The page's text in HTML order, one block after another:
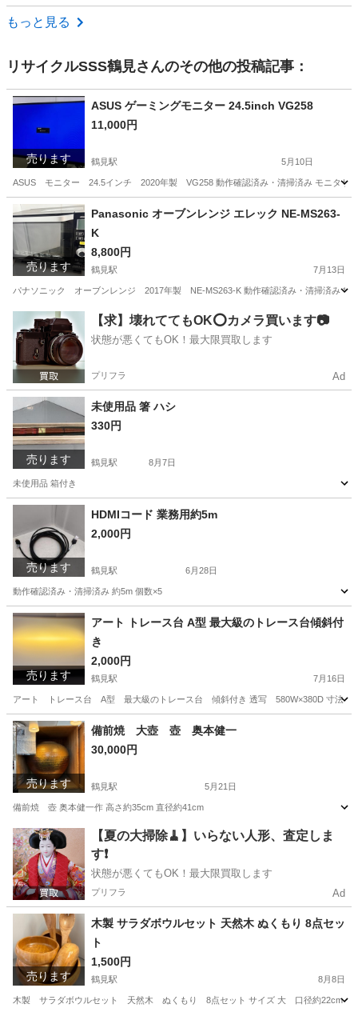
神奈川 横浜市
もっと見る
リサイクルSSS鶴見さんのその他の投稿記事：
売ります
ASUS ゲーミングモニター 24.5inch VG258
11,000円
鶴見駅 5月10日
ASUS モニター 24.5インチ 2020年製 VG258 動作確認済み・清掃済み モニタ
神奈川 横浜市 周辺機器 ゲーミングモニター
売ります
Panasonic オーブンレンジ エレック NE-MS263-
K
8,800円
鶴見駅 7月13日
パナソニック オーブンレンジ 2017年製 NE-MS263-K 動作確認済み・清掃済み
神奈川 横浜市 鶴見駅 キッチン家電 エレック
【求】壊れててもOK⭕️カメラ買います📷
状態が悪くてもOK！最大限買取します
プリフラ Ad
売ります
未使用品 箸 ハシ
330円
鶴見駅 8月7日
未使用品 箱付き
神奈川 横浜市 その他
売ります
HDMIコード 業務用約5m
2,000円
鶴見駅 6月28日
動作確認済み・清掃済み 約5m 個数×5
神奈川 横浜市 鶴見駅 テレビ 業務用
売ります
アート トレース台 A型 最大級のトレース台傾斜付
き
2,000円
鶴見駅 7月16日
アート トレース台 A型 最大級のトレース台 傾斜付き 透写 580W×380D 寸法
神奈川 横浜市 鶴見駅 その他 トレース台
売ります
備前焼 大壺 壺 奥本健一
30,000円
鶴見駅 5月21日
備前焼 壺 奥本健一作 高さ約35cm 直径約41cm
神奈川 鶴見駅 インテリア雑貨/小物 奥本
【夏の大掃除🧹】いらない人形、査定しま
す❗️
状態が悪くてもOK！最大限買取します
プリフラ Ad
売ります
木製 サラダボウルセット 天然木 ぬくもり 8点セッ
ト
1,500円
鶴見駅 8月8日
木製 サラダボウルセット 天然木 ぬくもり 8点セット サイズ 大 口径約22cm